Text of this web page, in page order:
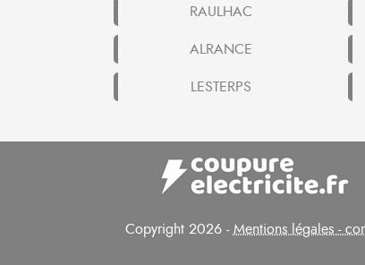
RAULHAC
ALRANCE
LESTERPS
Copyright 2026 -Mentions légales -